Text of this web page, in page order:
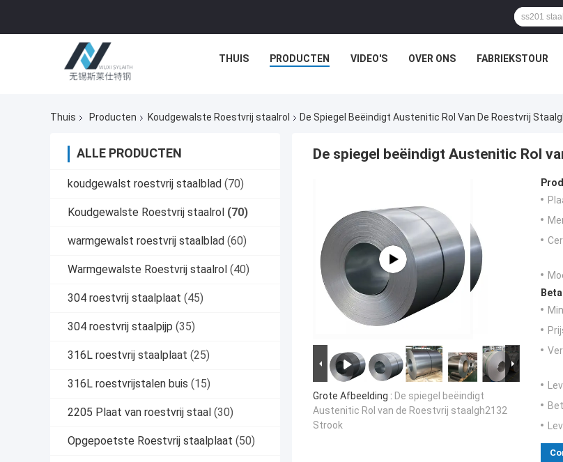
THUIS PRODUCTEN VIDEO'S OVER ONS FABRIEKSTOUR
Thuis Producten Koudgewalste Roestvrij staalrol De Spiegel Beëindigt Austenitic Rol Van De Roestvrij
ALLE PRODUCTEN
koudgewalst roestvrij staalblad (70)
Koudgewalste Roestvrij staalrol (70)
warmgewalst roestvrij staalblad (60)
Warmgewalste Roestvrij staalrol (40)
304 roestvrij staalplaat (45)
304 roestvrij staalpijp (35)
316L roestvrij staalplaat (25)
316L roestvrijstalen buis (15)
2205 Plaat van roestvrij staal (30)
Opgepoetste Roestvrij staalplaat (50)
De spiegel beëindigt Austenitic Rol
Grote Afbeelding : De spiegel beëindigt
Austenitic Rol van de Roestvrij staalgh2132
Strook